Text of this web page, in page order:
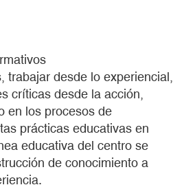
trabajar desde lo experiencial,
críticas desde la acción,
en los procesos de
prácticas educativas en
educativa del centro se
de conocimiento a